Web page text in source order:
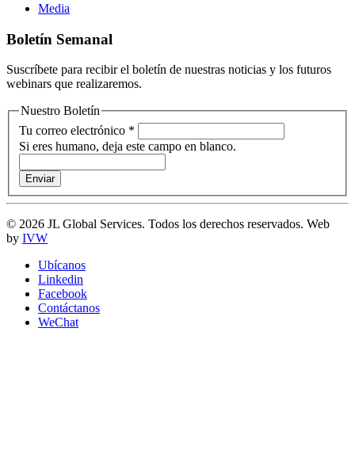
Media
Boletín Semanal
Suscríbete para recibir el boletín de nuestras noticias y los futuros
webinars que realizaremos.
Nuestro Boletín
Tu correo electrónico *
Si eres humano, deja este campo en blanco.
Enviar
© 2026 JL Global Services. Todos los derechos reservados. Web
by IVW
Ubícanos
Linkedin
Facebook
Contáctanos
WeChat